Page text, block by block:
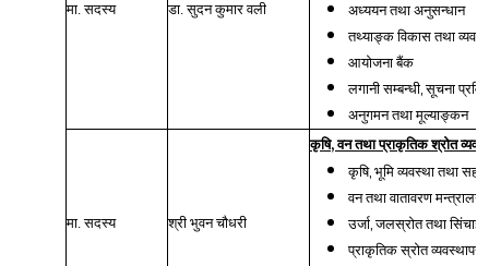
मा. सदस्य डा. सुदन कुमार वली
अध्ययन तथा अनुसन्धान
तथ्याङ्क विकास तथा
आयोजना बैंक
लगानी सम्बन्धी,सूचना
अनुगमन तथा मूल्याङ्कन
मा. सदस्य श्री भुवन चौधरी
कृषि,वन तथा प्राकृतिक श्रोत
कृषि, भूमि व्यवस्था तथा
वन तथा वातावरण मन्त्रालय
उर्जा,जलस्रोत तथा सिंचाई
प्राकृतिक स्रोत व्यवस्थापन